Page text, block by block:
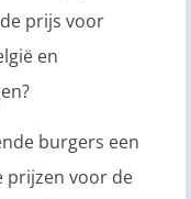
prijs voor
en
burgers een
prijzen voor de